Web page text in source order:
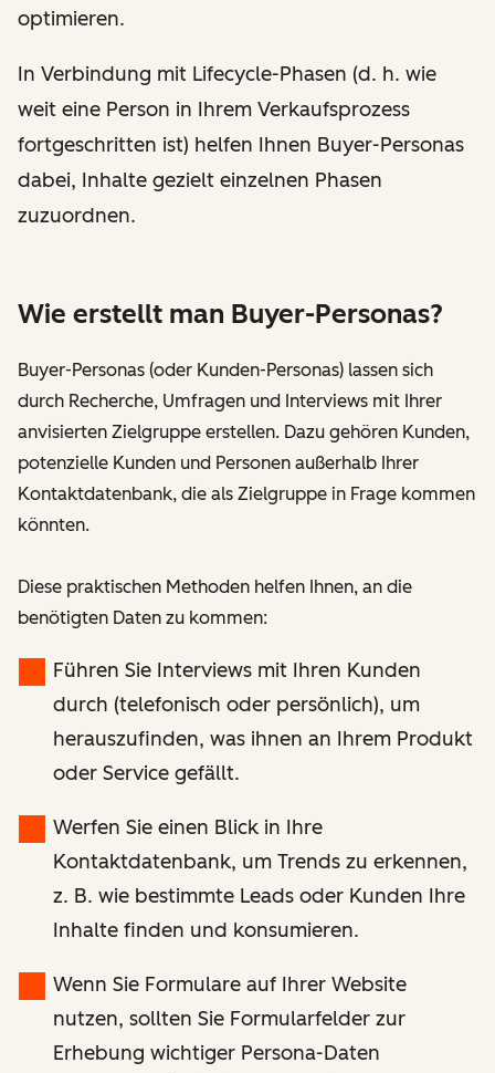
optimieren.
In Verbindung mit Lifecycle-Phasen (d. h. wie
weit eine Person in Ihrem Verkaufsprozess
fortgeschritten ist) helfen Ihnen Buyer-Personas
dabei, Inhalte gezielt einzelnen Phasen
zuzuordnen.
Wie erstellt man Buyer-Personas?
Buyer-Personas (oder Kunden-Personas) lassen sich
durch Recherche, Umfragen und Interviews mit Ihrer
anvisierten Zielgruppe erstellen. Dazu gehören Kunden,
potenzielle Kunden und Personen außerhalb Ihrer
Kontaktdatenbank, die als Zielgruppe in Frage kommen
könnten.
Diese praktischen Methoden helfen Ihnen, an die
benötigten Daten zu kommen:
Führen Sie Interviews mit Ihren Kunden
durch (telefonisch oder persönlich), um
herauszufinden, was ihnen an Ihrem Produkt
oder Service gefällt.
Werfen Sie einen Blick in Ihre
Kontaktdatenbank, um Trends zu erkennen,
z. B. wie bestimmte Leads oder Kunden Ihre
Inhalte finden und konsumieren.
Wenn Sie Formulare auf Ihrer Website
nutzen, sollten Sie Formularfelder zur
Erhebung wichtiger Persona-Daten